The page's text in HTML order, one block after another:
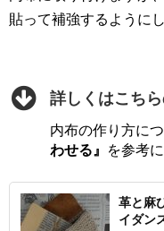
貼って補強するように
詳しくはこち
内布の作り方に
わせる』
を参考
革と麻
イダン